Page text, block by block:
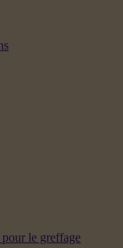
le greffage